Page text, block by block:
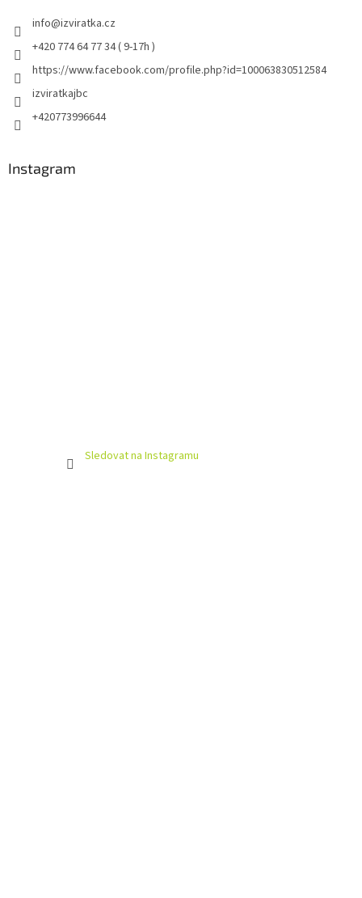
info@izviratka.cz
+420 774 64 77 34 ( 9-17h )
https://www.facebook.com/profile.php?id=100063830512584
izviratkajbc
+420773996644
Instagram
Sledovat na Instagramu